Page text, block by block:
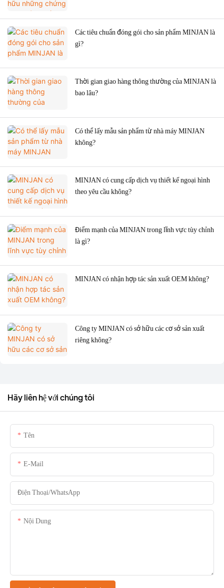
Các tiêu chuẩn đóng gói cho sản phẩm MINJAN là
gì?
Thời gian giao hàng thông thường của MINJAN là
bao lâu?
Có thể lấy mẫu sản phẩm từ nhà máy MINJAN
không?
MINJAN có cung cấp dịch vụ thiết kế ngoại hình
theo yêu cầu không?
Điểm mạnh của MINJAN trong lĩnh vực tùy chỉnh
là gì?
MINJAN có nhận hợp tác sản xuất OEM không?
Công ty MINJAN có sở hữu các cơ sở sản xuất
riêng không?
Hãy liên hệ với chúng tôi
Tên
E-Mail
Điện Thoại/whatsApp
Nội Dung